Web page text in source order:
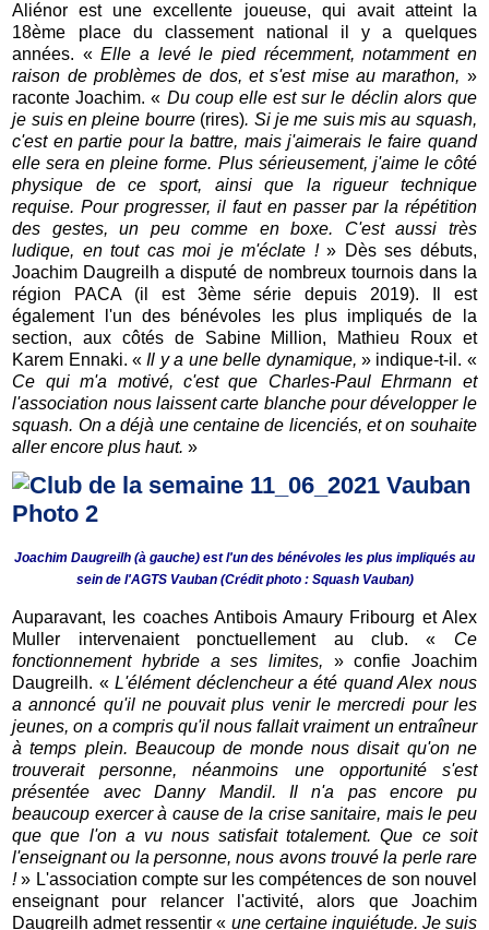
Aliénor est une excellente joueuse, qui avait atteint la
18ème place du classement national il y a quelques
années. «Elle a levé le pied récemment, notamment en
raison de problèmes de dos, et s'est mise au marathon, »
raconte Joachim. « Du coup elle est sur le déclin alors que
je suis en pleine bourre (rires). Si je me suis mis au squash,
c'est en partie pour la battre, mais j'aimerais le faire quand
elle sera en pleine forme. Plus sérieusement, j'aime le côté
physique de ce sport, ainsi que la rigueur technique
requise. Pour progresser, il faut en passer par la répétition
des gestes, un peu comme en boxe. C'est aussi très
ludique, en tout cas moi je m'éclate !» Dès ses débuts,
Joachim Daugreilh a disputé de nombreux tournois dans la
région PACA (il est 3ème série depuis 2019). Il est
également l'un des bénévoles les plus impliqués de la
section, aux côtés de Sabine Million, Mathieu Roux et
Karem Ennaki. « Il y a une belle dynamique, » indique-t-il. «
Ce qui m'a motivé, c'est que Charles-Paul Ehrmann et
l'association nous laissent carte blanche pour développer le
squash. On a déjà une centaine de licenciés, et on souhaite
aller encore plus haut. »
Joachim Daugreilh (à gauche) est l'un des bénévoles les plus impliqués au
sein de l'AGTS Vauban (Crédit photo : Squash Vauban)
Auparavant, les coaches Antibois Amaury Fribourg et Alex
Muller intervenaient ponctuellement au club. « Ce
fonctionnement hybride a ses limites, » confie Joachim
Daugreilh. «L'élément déclencheur a été quand Alex nous
a annoncé qu'il ne pouvait plus venir le mercredi pour les
jeunes, on a compris qu'il nous fallait vraiment un entraîneur
à temps plein. Beaucoup de monde nous disait qu'on ne
trouverait personne, néanmoins une opportunité s'est
présentée avec Danny Mandil. Il n'a pas encore pu
beaucoup exercer à cause de la crise sanitaire, mais le peu
que que l'on a vu nous satisfait totalement. Que ce soit
l'enseignant ou la personne, nous avons trouvé la perle rare
!» L'association compte sur les compétences de son nouvel
enseignant pour relancer l'activité, alors que Joachim
Daugreilh admet ressentir « une certaine inquiétude. Je suis